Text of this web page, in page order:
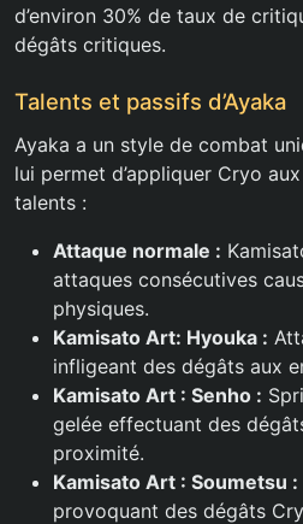
d’environ 30% de taux de
dégâts critiques.
Talents et passifs d’Ayaka
Ayaka a un style de combat
lui permet d’appliquer Cryo
talents :
Attaque normale :
attaques consécutives
physiques.
Kamisato Art: Hyouka :
infligeant des dégâts aux
Kamisato Art : Senho :
gelée effectuant des
proximité.
Kamisato Art : Soumetsu :
provoquant des dégâts